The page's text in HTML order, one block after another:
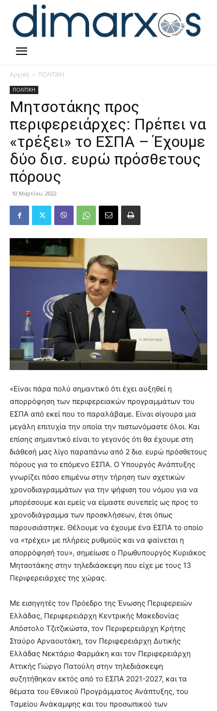
Αρχική ΠΟΛΙΤΙΚΗ
ΠΟΛΙΤΙΚΗ
Μητσοτάκης προς
περιφερειάρχες: Πρέπει να
«τρέξει» το ΕΣΠΑ – Έχουμε
δύο δισ. ευρώ πρόσθετους
πόρους
10 Μαρτίου, 2022
«Είναι πάρα πολύ σημαντικό ότι έχει αυξηθεί η
απορρόφηση των περιφερειακών προγραμμάτων του
ΕΣΠΑ από εκεί που το παραλάβαμε. Είναι σίγουρα μια
μεγάλη επιτυχία την οποία την πιστωνόμαστε όλοι. Και
επίσης σημαντικό είναι το γεγονός ότι θα έχουμε στη
διάθεσή μας λίγο παραπάνω από 2 δισ. ευρώ πρόσθετους
πόρους για το επόμενο ΕΣΠΑ. Ο Υπουργός Ανάπτυξης
γνωρίζει πόσο επιμένω στην τήρηση των σχετικών
χρονοδιαγραμμάτων για την ψήφιση του νόμου για να
μπορέσουμε και εμείς να είμαστε συνεπείς ως προς το
χρονοδιάγραμμα των προσκλήσεων, έτσι όπως
παρουσιάστηκε. Θέλουμε να έχουμε ένα ΕΣΠΑ το οποίο
να «τρέχει» με πλήρεις ρυθμούς και να φαίνεται η
απορρόφησή του», σημείωσε ο Πρωθυπουργός Κυριάκος
Μητσοτάκης στην τηλεδιάσκεψη που είχε με τους 13
Περιφερειάρχες της χώρας.
Με εισηγητές τον Πρόεδρο της Ένωσης Περιφερειών
Ελλάδας, Περιφερειάρχη Κεντρικής Μακεδονίας
Απόστολο Τζιτζικώστα, τον Περιφερειάρχη Κρήτης
Σταύρο Αρναουτάκη, τον Περιφερειάρχη Δυτικής
Ελλάδας Νεκτάριο Φαρμάκη και τον Περιφερειάρχη
Αττικής Γιώργο Πατούλη στην τηλεδιάσκεψη
συζητήθηκαν εκτός από το ΕΣΠΑ 2021-2027, και τα
θέματα του Εθνικού Προγράμματος Ανάπτυξης, του
Ταμείου Ανάκαμψης και του προσωπικού των